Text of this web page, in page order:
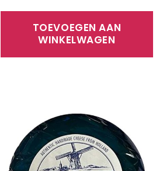
TOEVOEGEN AAN
WINKELWAGEN